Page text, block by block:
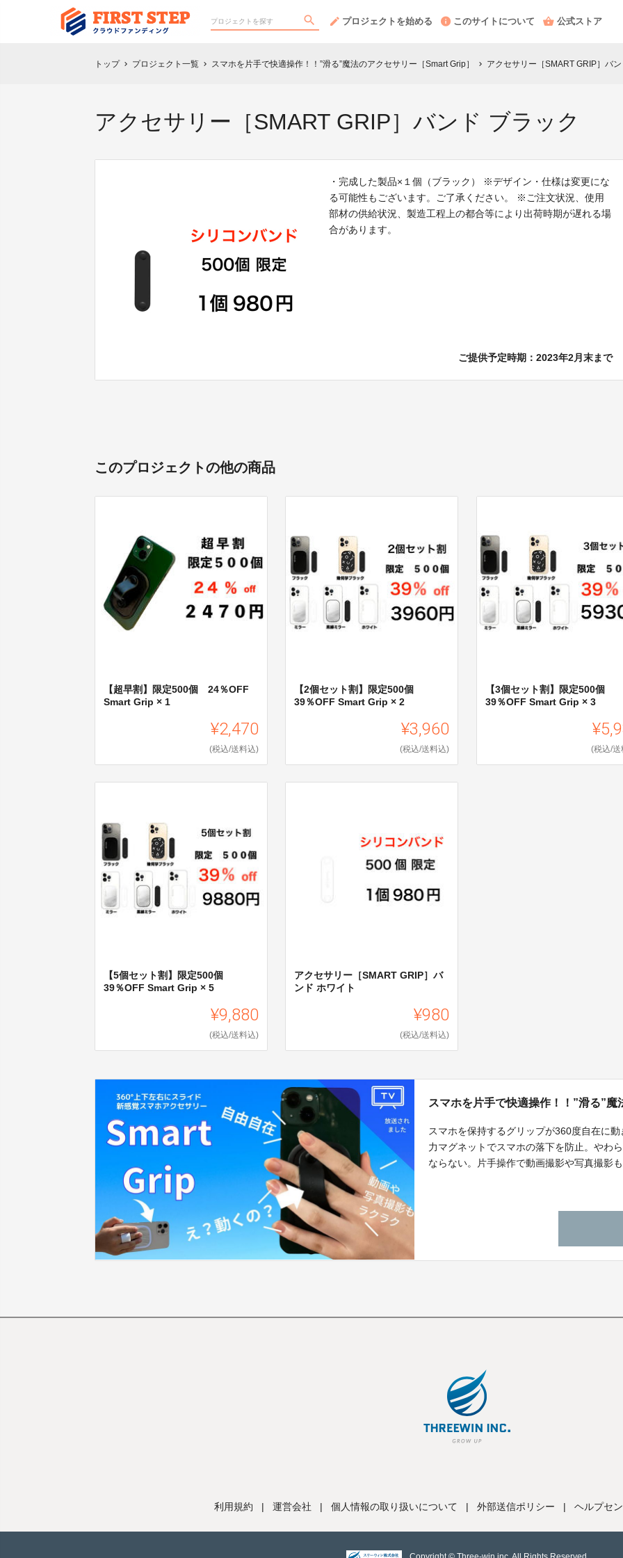
プロジェクトを始める このサイトについて 公式ストア
トップ chevron_right プロジェクト一覧 chevron_right スマホを片手で快適操作！！”滑る”魔法のアクセサリー［Smart Grip］ chevron_right アクセサリー［SMART GRIP］バ
アクセサリー［SMART GRIP］バンド ブラック
・完成した製品×１個（ブラック） ※デザイン・仕様は変更にな
る可能性もございます。ご了承ください。 ※ご注文状況、使用
部材の供給状況、製造工程上の都合等により出荷時期が遅れる場
合があります。
ご提供予定時期：2023年2月末まで
このプロジェクトの他の商品
【超早割】限定500個 24％OFF
Smart Grip × 1
¥2,470
(税込/送料込)
【2個セット割】限定500個
39％OFF Smart Grip × 2
¥3,960
(税込/送料込)
【3個セット割】限定500個
39％OFF Smart Grip × 3
(税込/送
【5個セット割】限定500個
39％OFF Smart Grip × 5
¥9,880
(税込/送料込)
アクセサリー［SMART GRIP］バ
ンド ホワイト
¥980
(税込/送料込)
スマホを片手で快適操作！！”滑る”
スマホを保持するグリップが360度自在に
力マグネットでスマホの落下を防止。やわ
ならない。片手操作で動画撮影や写真撮影
利用規約 | 運営会社 | 個人情報の取り扱いについて | 外部送信ポリシー | ヘルプセ